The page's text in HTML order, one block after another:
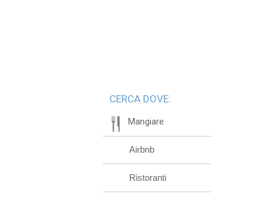
CERCA DOVE:
Mangiare
Airbnb
Ristoranti